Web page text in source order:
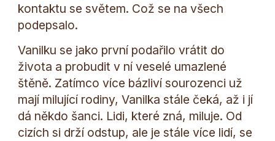
kontaktu se světem. Což se na všech
podepsalo.
Vanilku se jako první podařilo vrátit do
života a probudit v ní veselé umazlené
štěně. Zatímco více bázliví sourozenci už
mají milující rodiny, Vanilka stále čeká, až i jí
dá někdo šanci. Lidi, které zná, miluje. Od
cizích si drží odstup, ale je stále více lidí, se